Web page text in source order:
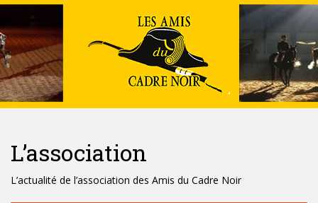
L’association
L’actualité de l’association des Amis du Cadre Noir